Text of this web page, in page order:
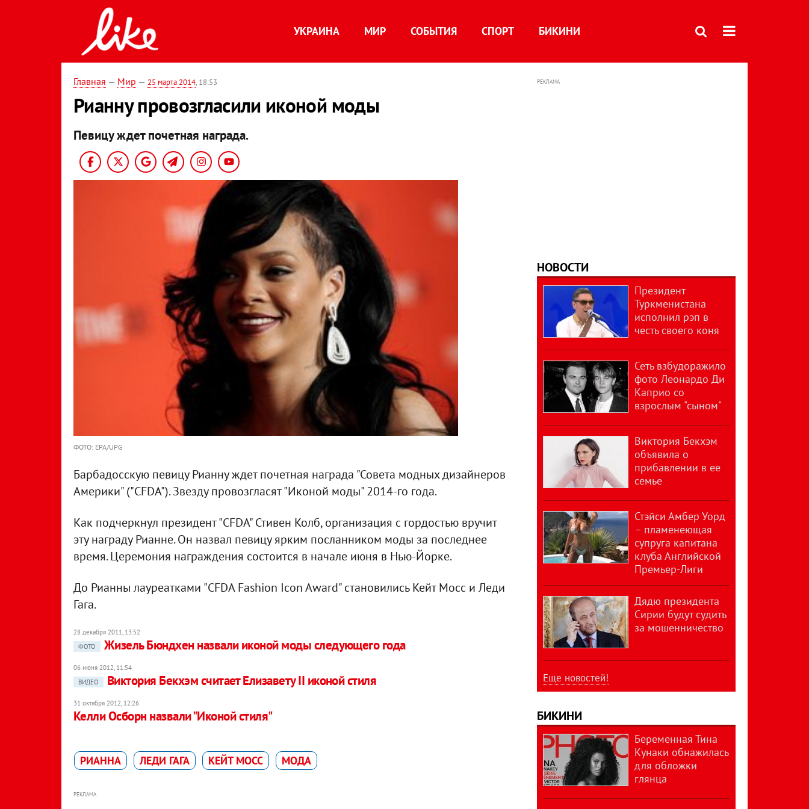
УКРАИНА МИР СОБЫТИЯ СПОРТ БИКИНИ
Главная — Мир — 25 марта 2014, 18:53
Рианну провозгласили иконой моды
Певицу ждет почетная награда.
ФОТО: EPA/UPG
Барбадосскую певицу Рианну ждет почетная награда "Совета модных дизайнеров
Америки" ("CFDA"). Звезду провозгласят "Иконой моды" 2014-го года.
Как подчеркнул президент "CFDA" Стивен Колб, организация с гордостью вручит
эту награду Рианне. Он назвал певицу ярким посланником моды за последнее
время. Церемония награждения состоится в начале июня в Нью-Йорке.
До Рианны лауреатками "CFDA Fashion Icon Award" становились Кейт Мосс и Леди
Гага.
28 декабря 2011, 13:52
ФОТО
Жизель Бюндхен назвали иконой моды следующего года
06 июня 2012, 11:54
ВИДЕО
Виктория Бекхэм считает Елизавету II иконой стиля
31 октября 2012, 12:26
Келли Осборн назвали "Иконой стиля"
РИАННА ЛЕДИ ГАГА КЕЙТ МОСС МОДА
РЕКЛАМА
РЕКЛАМА
НОВОСТИ
Президент
Туркменистана
исполнил рэп в
честь своего коня
Сеть взбудоражило
фото Леонардо Ди
Каприо со
взрослым "сыном"
Виктория Бекхэм
объявила о
прибавлении в ее
семье
Стэйси Амбер Уорд
– пламенеющая
супруга капитана
клуба Английской
Премьер-Лиги
Дядю президента
Сирии будут судить
за мошенничество
Еще новостей!
БИКИНИ
Беременная Тина
Кунаки обнажилась
для обложки
глянца